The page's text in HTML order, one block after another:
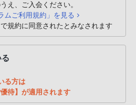
え、ご入会ください。
ムご利用規約」を見る
規約に同意されたとみなされます
る方は
待】が適用されます